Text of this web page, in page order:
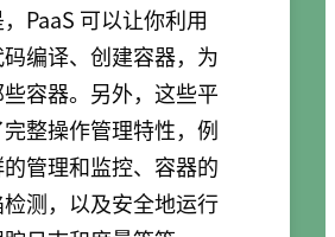
PaaS 可以让你利用
编译、创建容器，为
容器。另外，这些平
整操作管理特性，例
管理和监控、容器的
测，以及安全地运行